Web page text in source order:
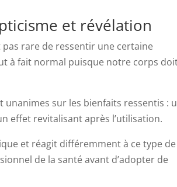
et révélation
pas rare de ressentir une certaine
à fait normal puisque notre corps
unanimes sur les bienfaits ressentis :
effet revitalisant après l’utilisation.
et réagit différemment à ce type de
de la santé avant d’adopter de